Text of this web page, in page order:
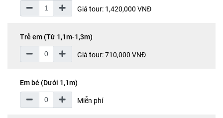
Giá tour: 1,420,000 VNĐ
Trẻ em (Từ 1,1m-1,3m)
Giá tour: 710,000 VNĐ
Em bé (Dưới 1,1m)
Miễn phí